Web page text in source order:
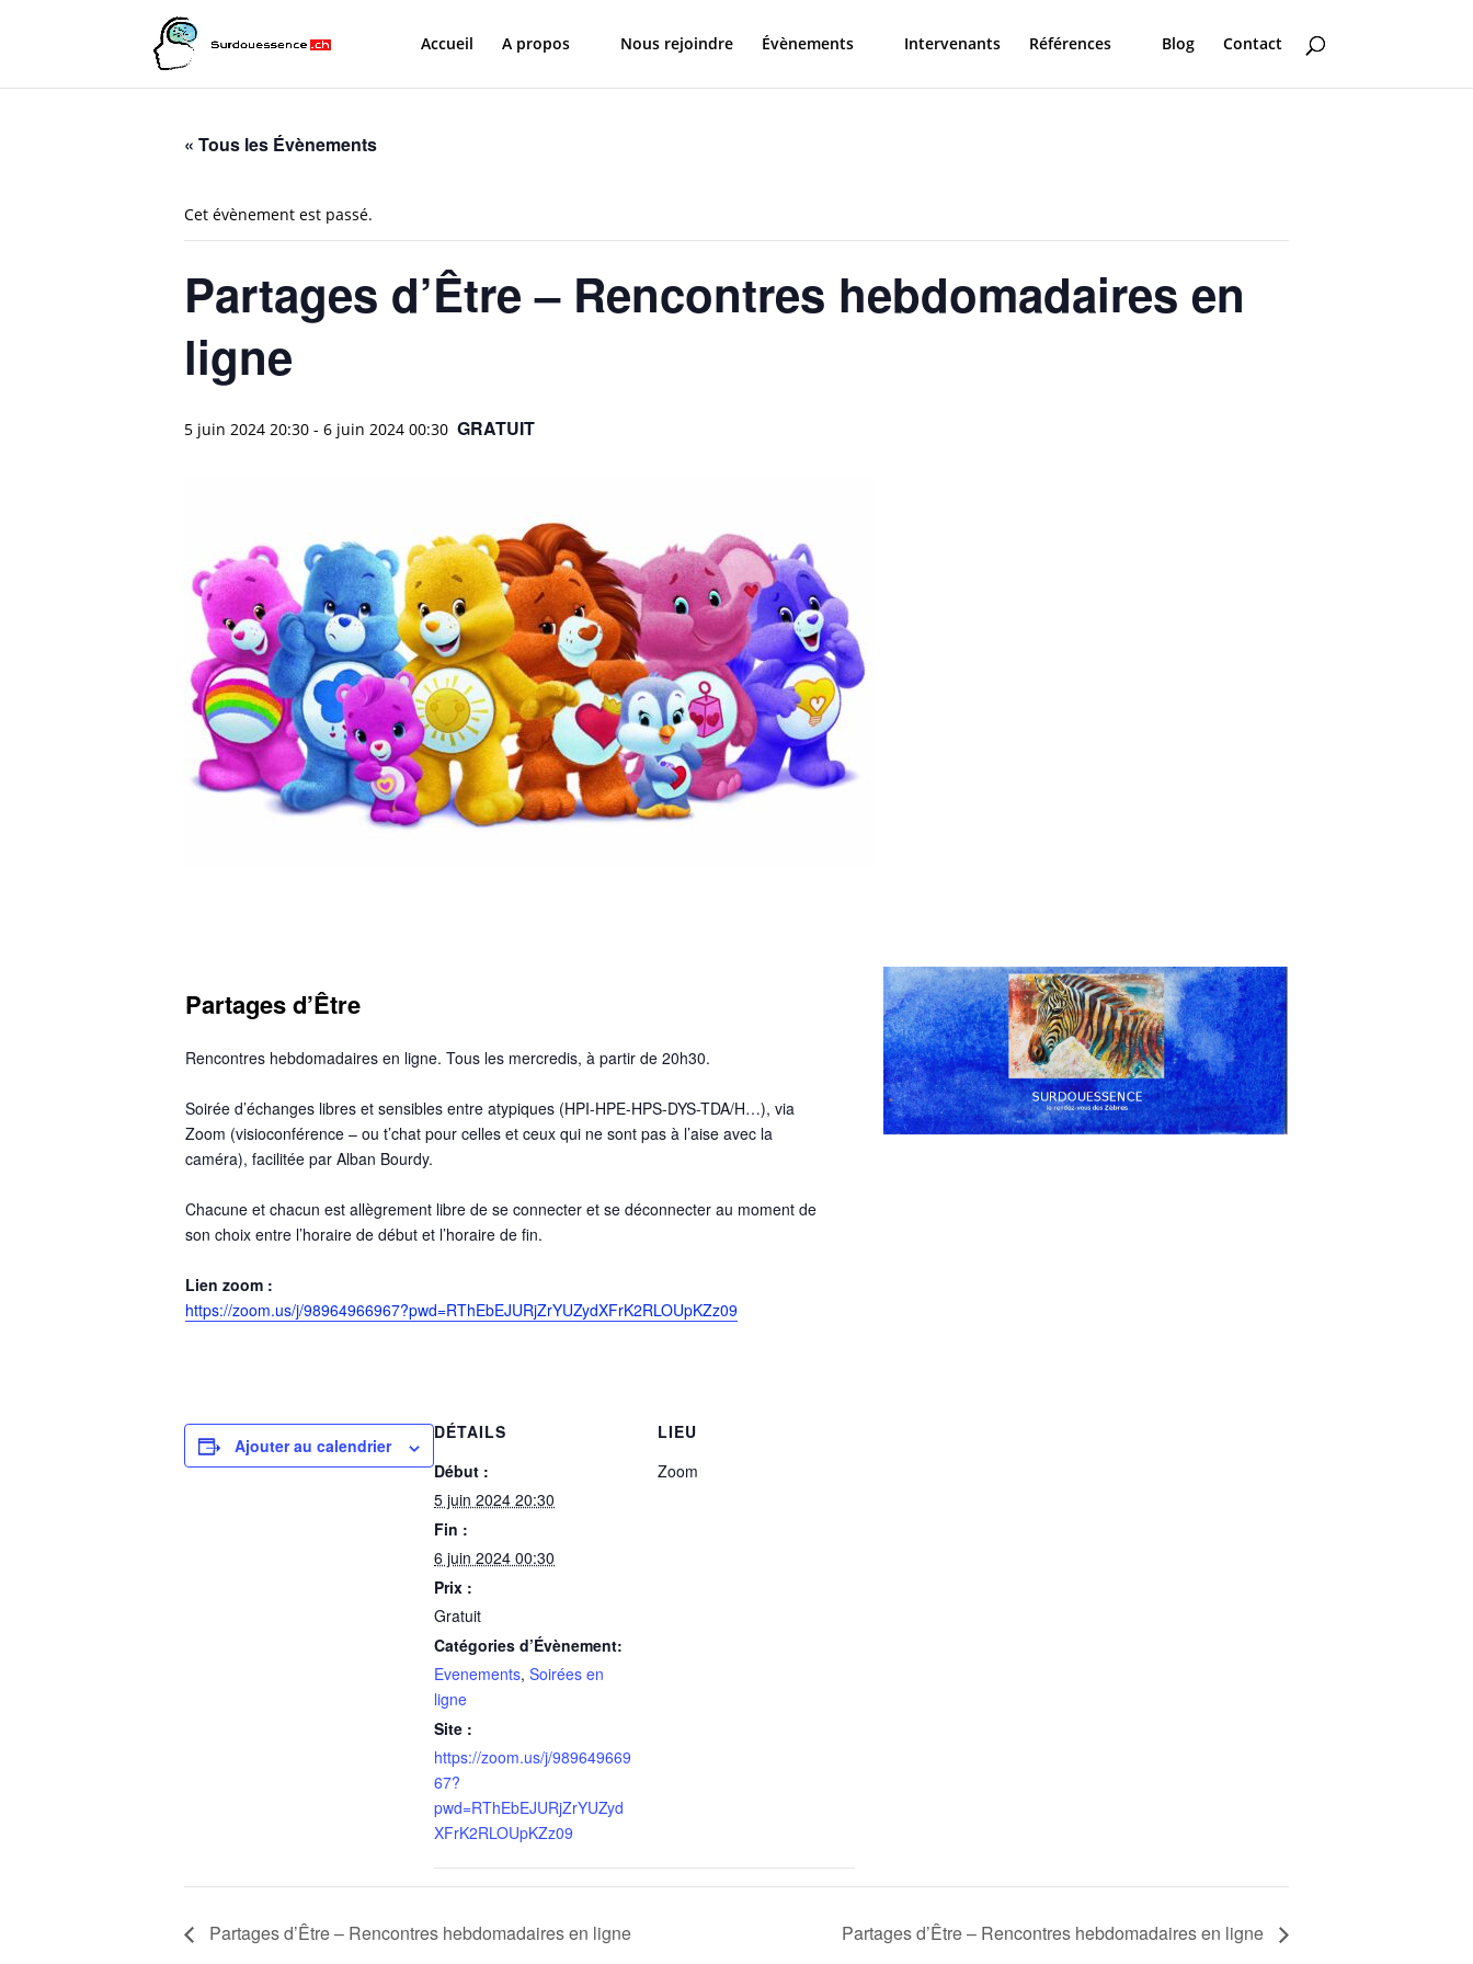
Accueil A propos Nous rejoindre Évènements Intervenants Références Blog Contact
« Tous les Évènements
Cet évènement est passé.
Partages d’Être – Rencontres hebdomadaires en
ligne
5 juin 2024 20:30 - 6 juin 2024 00:30 GRATUIT
Partages d’Être
Rencontres hebdomadaires en ligne. Tous les mercredis, à partir de 20h30.
Soirée d’échanges libres et sensibles entre atypiques (HPI-HPE-HPS-DYS-TDA/H…), via
Zoom (visioconférence – ou t’chat pour celles et ceux qui ne sont pas à l’aise avec la
caméra), facilitée par Alban Bourdy.
Chacune et chacun est allègrement libre de se connecter et se déconnecter au moment de
son choix entre l’horaire de début et l’horaire de fin.
Lien zoom :
https://zoom.us/j/98964966967?pwd=RThEbEJURjZrYUZydXFrK2RLOUpKZz09
Ajouter au calendrier
DÉTAILS
Début :
5 juin 2024 20:30
Fin :
6 juin 2024 00:30
Prix :
Gratuit
Catégories d’Évènement:
Evenements, Soirées en
ligne
Site :
https://zoom.us/j/989649669
67?
pwd=RThEbEJURjZrYUZyd
XFrK2RLOUpKZz09
LIEU
Zoom
Partages d’Être – Rencontres hebdomadaires en ligne Partages d’Être – Rencontres hebdomadaires en ligne